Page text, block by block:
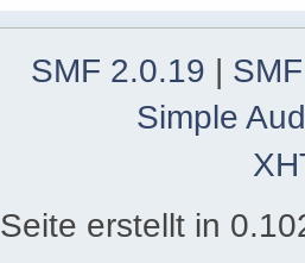
SMF 2.0.19 |
Simple
Seite erstellt in